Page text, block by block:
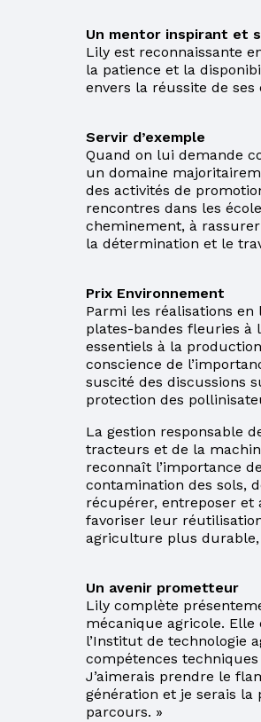
Un mentor inspirant et
Lily est reconnaissante
la patience et la
envers la réussite de ses
Servir d’exemple
Quand on lui demande
un domaine
des activités de
rencontres dans les
cheminement, à
la détermination et le
Prix Environnement
Parmi les réalisations en
plates-bandes fleuries à
essentiels à la
conscience de
suscité des discussions
protection des
La gestion responsable
tracteurs et de la
reconnaît l’importance
contamination des sols,
récupérer, entreposer et
favoriser leur
agriculture plus durable,
Un avenir prometteur
Lily complète
mécanique agricole.
l’Institut de technologie
compétences
J’aimerais prendre le
génération et je serais
parcours. »